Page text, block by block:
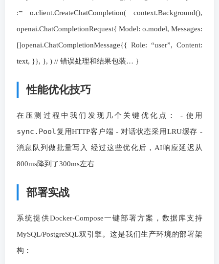
:= o.client.CreateChatCompletion( context.Background(),
openai.ChatCompletionRequest{ Model: o.model, Messages:
[]openai.ChatCompletionMessage{{ Role: “user”, Content:
text, }}, }, ) // 错误处理和结果包装… }
性能优化技巧
在压测过程中我们发现几个关键优化点： - 使用
sync.Pool复用HTTP客户端 - 对话状态采用LRU缓存 -
消息队列做批量写入 经过这些优化后，AI响应延迟从
800ms降到了300ms左右
部署实战
系统提供Docker-Compose一键部署方案，数据库支持
MySQL/PostgreSQL双引擎。这是我们生产环境的部署架
构：